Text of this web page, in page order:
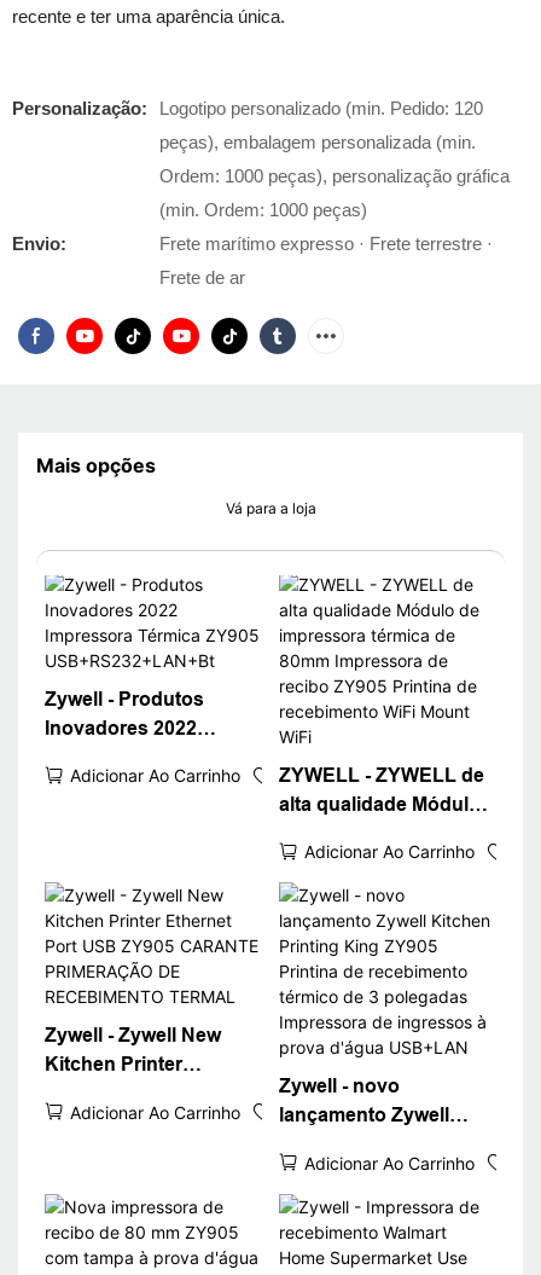
recente e ter uma aparência única.
Personalização:
Logotipo personalizado (min. Pedido: 120
peças), embalagem personalizada (min.
Ordem: 1000 peças), personalização gráfica
(min. Ordem: 1000 peças)
Envio:
Frete marítimo expresso · Frete terrestre ·
Frete de ar
Mais opções
Vá para a loja
Zywell - Produtos
Inovadores 2022
ZY905
Adicionar Ao Carrinho
ZYWELL - ZYWELL de
alta qualidade Módulo
de 80mm Impressora
de recibo ZY905
Printina de
recebimento WiFi
Mount WiFi
Adicionar Ao Carrinho
Zywell - Zywell New
Kitchen Printer
ZY905 CARANTE
TERMAL
Adicionar Ao Carrinho
Zywell - novo
lançamento Zywell
ZY905 Printina de
recebimento térmico de
3 polegadas
Impressora de
Adicionar Ao Carrinho